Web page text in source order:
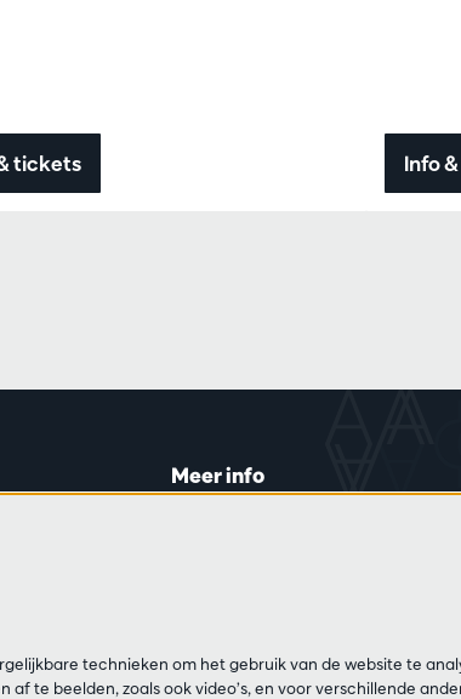
tickets Info
Meer info
technieken om het gebruik van de website te
te beelden, zoals ook video’s, en voor verschillende